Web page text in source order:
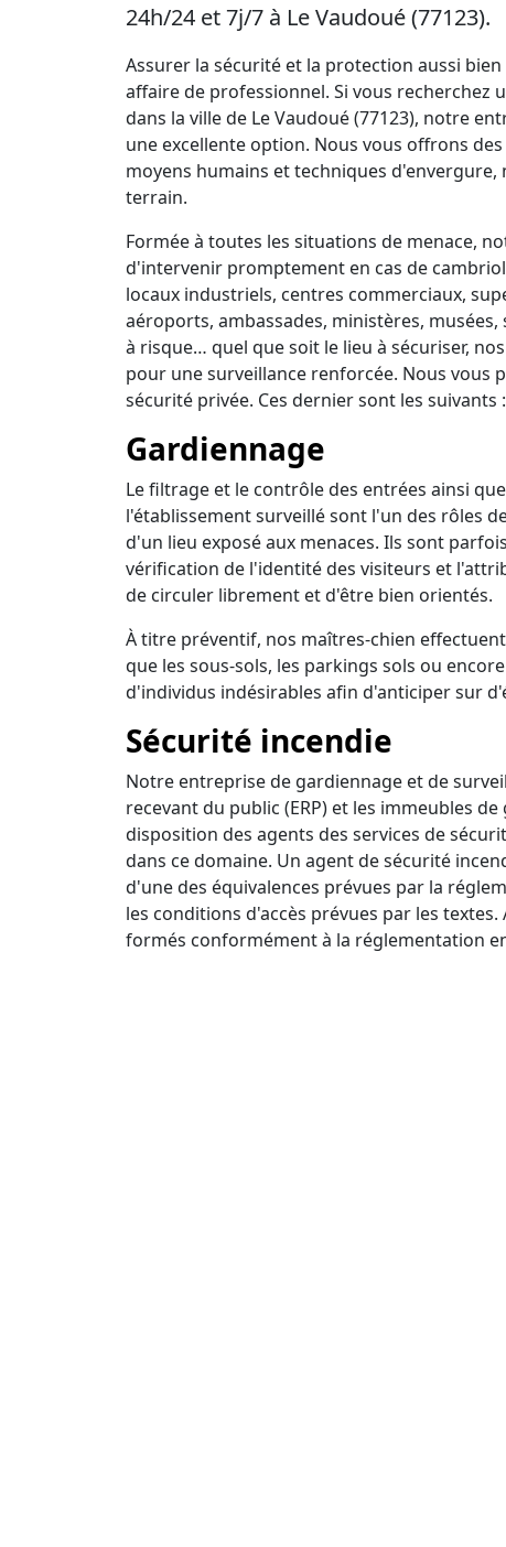
24h/24 et 7j/7 à Le Vaudoué (77123).
Assurer la sécurité et la protection aussi
affaire de professionnel. Si vous recherchez
dans la ville de Le Vaudoué (77123), notre
une excellente option. Nous vous offrons
moyens humains et techniques
terrain.
Formée à toutes les situations de menace,
d'intervenir promptement en cas de
locaux industriels, centres commerciaux,
aéroports, ambassades, ministères,
à risque… quel que soit le lieu à sécuriser,
pour une surveillance renforcée. Nous vous
sécurité privée. Ces dernier sont les suivants :
Gardiennage
Le filtrage et le contrôle des entrées ainsi
l'établissement surveillé sont l'un des rôles
d'un lieu exposé aux menaces. Ils sont
vérification de l'identité des visiteurs et
de circuler librement et d'être bien orientés.
À titre préventif, nos maîtres-chien
que les sous-sols, les parkings sols ou
d'individus indésirables afin d'anticiper sur
Sécurité incendie
Notre entreprise de gardiennage et de
recevant du public (ERP) et les immeubles
disposition des agents des services de
dans ce domaine. Un agent de sécurité
d'une des équivalences prévues par la
les conditions d'accès prévues par les
formés conformément à la réglementation